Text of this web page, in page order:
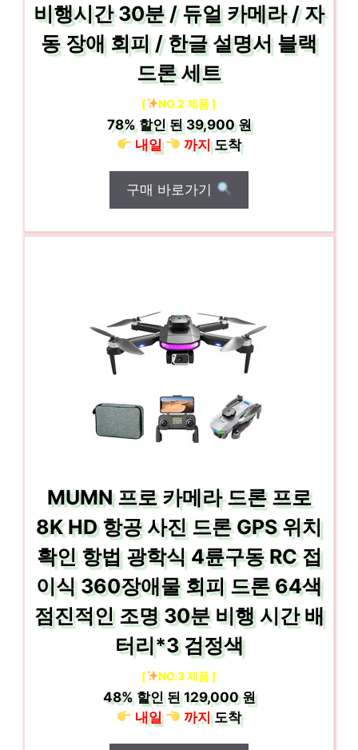
비행시간 30분 / 듀얼 카메라 / 자
동 장애 회피 / 한글 설명서 블랙
드론 세트
[ NO.2 제품 ]
78%할인 된39,900 원
내일
까지도착
구매 바로가기
MUMN 프로 카메라 드론 프로
8K HD 항공 사진 드론 GPS 위치
확인 항법 광학식 4륜구동 RC 접
이식 360장애물 회피 드론 64색
점진적인 조명 30분 비행 시간 배
터리*3 검정색
[ NO.3 제품 ]
48%할인 된129,000 원
내일
까지도착